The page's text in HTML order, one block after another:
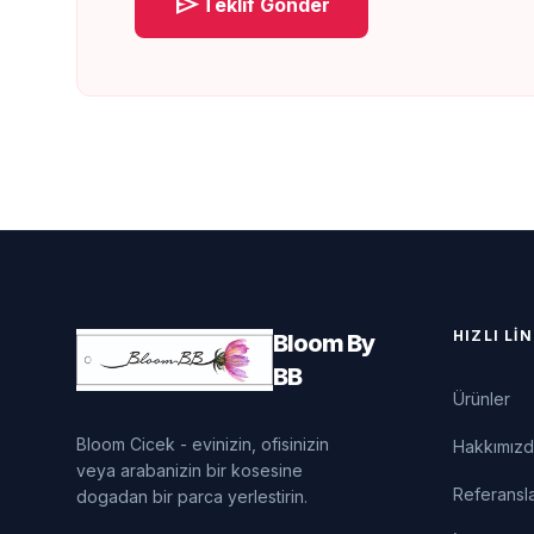
Teklif Gönder
Bloom By
BB
Bloom Cicek - evinizin, ofisinizin
veya arabanizin bir kosesine
dogadan bir parca yerlestirin.
HIZLI
Ürünler